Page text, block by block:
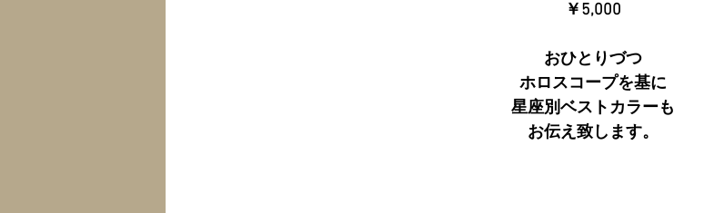
￥5,000
おひとりづつ
ホロスコープを基に
星座別ベストカラーも
お伝え致します。